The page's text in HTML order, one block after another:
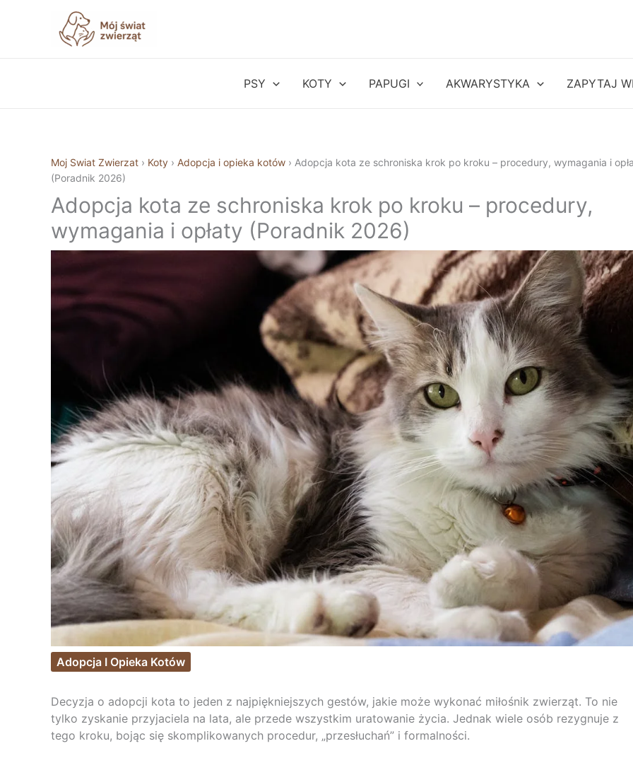
PSY KOTY PAPUGI AKWARYSTYKA ZAPYTAJ
Moj Swiat Zwierzat › Koty › Adopcja i opieka kotów › Adopcja kota ze schroniska krok po kroku – procedury, wymagania i
(Poradnik 2026)
Adopcja kota ze schroniska krok po kroku – procedury,
wymagania i opłaty (Poradnik 2026)
Adopcja I Opieka Kotów
Decyzja o adopcji kota to jeden z najpiękniejszych gestów, jakie może wykonać miłośnik zwierząt. To nie
tylko zyskanie przyjaciela na lata, ale przede wszystkim uratowanie życia. Jednak wiele osób rezygnuje z
tego kroku, bojąc się skomplikowanych procedur, „przesłuchań” i formalności.